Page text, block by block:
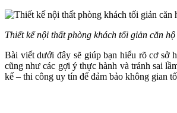
Thiết kế nội thất phòng khách tối giản căn
Bài viết dưới đây sẽ giúp bạn hiểu rõ cơ sở
cũng như các gợi ý thực hành và tránh sai
kế – thi công uy tín để đảm bảo không gian